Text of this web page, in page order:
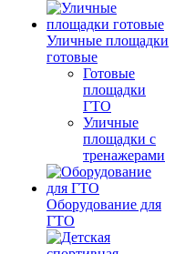
Уличные площадки
готовые
Готовые
площадки
ГТО
Уличные
площадки с
тренажерами
Оборудование для
ГТО